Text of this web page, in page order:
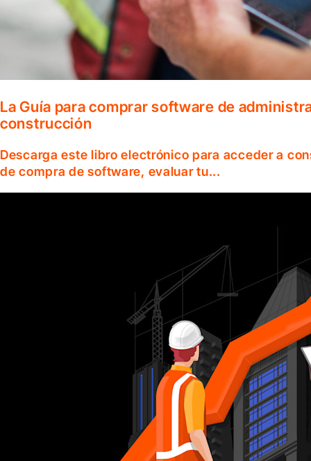
La Guía para comprar software de
construcción
Descarga este libro electrónico para acceder a
de compra de software, evaluar tu...